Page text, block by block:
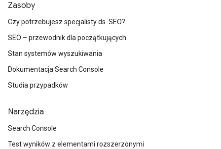
Zasoby
Czy potrzebujesz specjalisty ds. SEO?
SEO – przewodnik dla początkujących
Stan systemów wyszukiwania
Dokumentacja Search Console
Studia przypadków
Narzędzia
Search Console
Test wyników z elementami rozszerzonymi